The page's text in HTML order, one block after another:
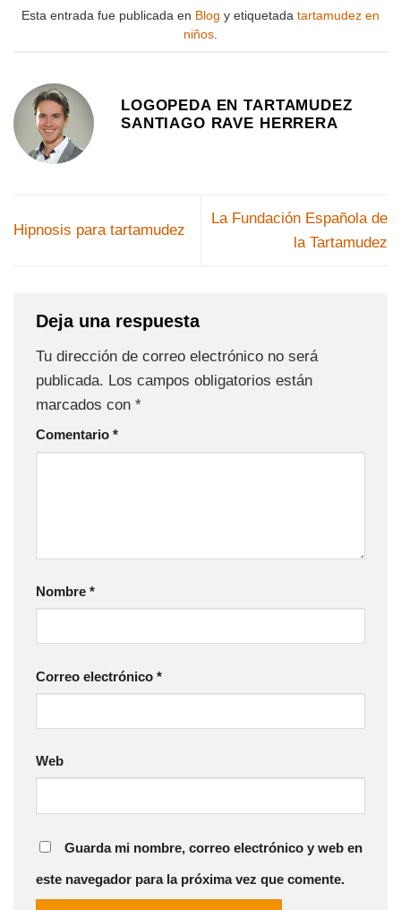
Esta entrada fue publicada en Blog y etiquetada tartamudez en
niños.
LOGOPEDA EN TARTAMUDEZ
SANTIAGO RAVE HERRERA
Hipnosis para tartamudez
La Fundación Española de
la Tartamudez
Deja una respuesta
Tu dirección de correo electrónico no será
publicada. Los campos obligatorios están
marcados con *
Comentario *
Nombre *
Correo electrónico *
Web
Guarda mi nombre, correo electrónico y web en
este navegador para la próxima vez que comente.